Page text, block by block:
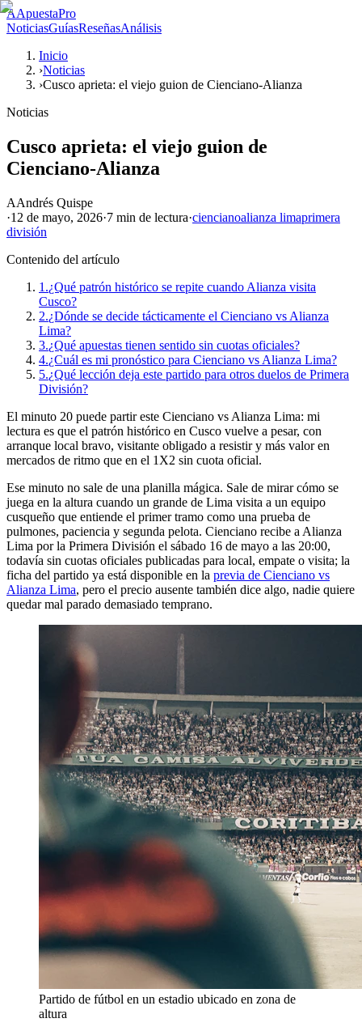
AApuestaPro
NoticiasGuíasReseñasAnálisis
Inicio
›Noticias
›Cusco aprieta: el viejo guion de Cienciano-Alianza
Noticias
Cusco aprieta: el viejo guion de
Cienciano-Alianza
AAndrés Quispe
·12 de mayo, 2026·7 min de lectura·ciencianoalianza limaprimera
división
Contenido del artículo
1.¿Qué patrón histórico se repite cuando Alianza visita
Cusco?
2.¿Dónde se decide tácticamente el Cienciano vs Alianza
Lima?
3.¿Qué apuestas tienen sentido sin cuotas oficiales?
4.¿Cuál es mi pronóstico para Cienciano vs Alianza Lima?
5.¿Qué lección deja este partido para otros duelos de Primera
División?
El minuto 20 puede partir este Cienciano vs Alianza Lima: mi
lectura es que el patrón histórico en Cusco vuelve a pesar, con
arranque local bravo, visitante obligado a resistir y más valor en
mercados de ritmo que en el 1X2 sin cuota oficial.
Ese minuto no sale de una planilla mágica. Sale de mirar cómo se
juega en la altura cuando un grande de Lima visita a un equipo
cusqueño que entiende el primer tramo como una prueba de
pulmones, paciencia y segunda pelota. Cienciano recibe a Alianza
Lima por la Primera División el sábado 16 de mayo a las 20:00,
todavía sin cuotas oficiales publicadas para local, empate o visita; la
ficha del partido ya está disponible en la previa de Cienciano vs
Alianza Lima, pero el precio ausente también dice algo, nadie quiere
quedar mal parado demasiado temprano.
Partido de fútbol en un estadio ubicado en zona de
altura